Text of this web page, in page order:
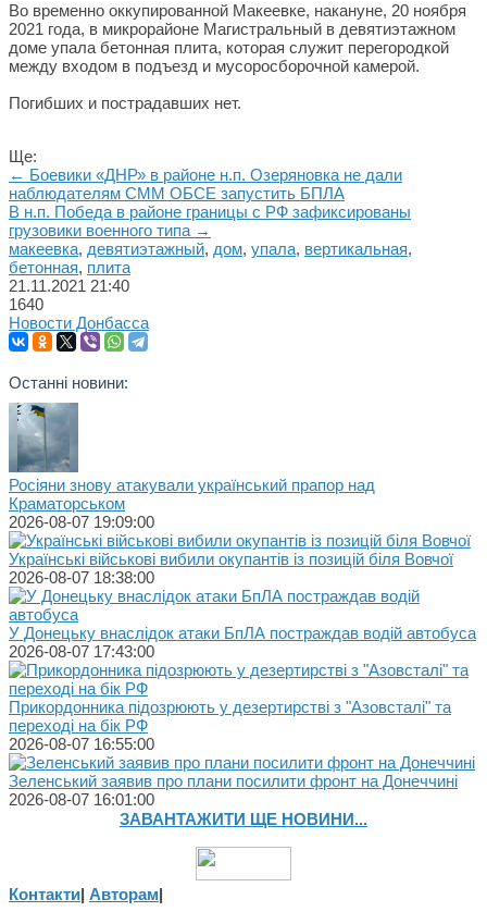
Во временно оккупированной Макеевке, накануне, 20 ноября
2021 года, в микрорайоне Магистральный в девятиэтажном
доме упала бетонная плита, которая служит перегородкой
между входом в подъезд и мусоросборочной камерой.
Погибших и пострадавших нет.
Ще:
← Боевики «ДНР» в районе н.п. Озеряновка не дали
наблюдателям СММ ОБСЕ запустить БПЛА
В н.п. Победа в районе границы с РФ зафиксированы
грузовики военного типа →
макеевка, девятиэтажный, дом, упала, вертикальная,
бетонная, плита
21.11.2021 21:40
1640
Новости Донбасса
Останні новини:
Росіяни знову атакували український прапор над
Краматорськом
2026-08-07 19:09:00
Українські військові вибили окупантів із позицій біля Вовчої
2026-08-07 18:38:00
У Донецьку внаслідок атаки БпЛА постраждав водій автобуса
2026-08-07 17:43:00
Прикордонника підозрюють у дезертирстві з "Азовсталі" та
переході на бік РФ
2026-08-07 16:55:00
Зеленський заявив про плани посилити фронт на Донеччині
2026-08-07 16:01:00
ЗАВАНТАЖИТИ ЩЕ НОВИНИ...
Контакти| Авторам|